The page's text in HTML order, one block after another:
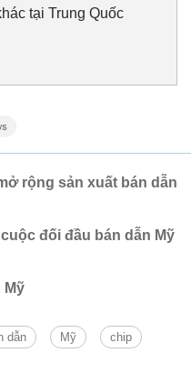
tại Trung Quốc
rộng sản xuất bán dẫn
đối đầu bán dẫn Mỹ
Mỹ
dẫn Mỹ chip